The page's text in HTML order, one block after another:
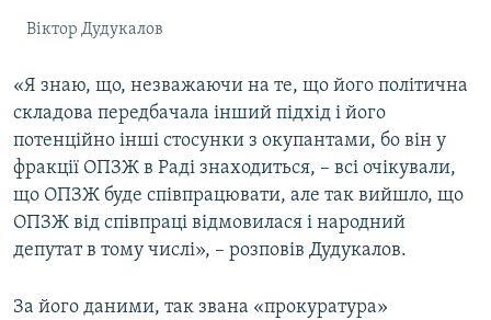
Віктор Дудукалов
«Я знаю, що, незважаючи на те, що його політична
складова передбачала інший підхід і його
потенційно інші стосунки з окупантами, бо він у
фракції ОПЗЖ в Раді знаходиться, – всі очікували,
що ОПЗЖ буде співпрацювати, але так вийшло, що
ОПЗЖ від співпраці відмовилася і народний
депутат в тому числі», – розповів Дудукалов.
За його даними, так звана «прокуратура»